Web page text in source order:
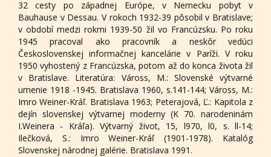
32 cesty po západnej Európe, v Nemecku pobyt v
Bauhause v Dessau. V rokoch 1932-39 pôsobil v Bratislave;
v období medzi rokmi 1939-50 žil vo Francúzsku. Po roku
1945 pracoval ako pracovník a neskôr vedúci
Československej informačnej kancelárie v Paríži. V roku
1950 vyhostený z Francúzska, potom až do konca života žil
v Bratislave. Literatúra: Váross, M.: Slovenské výtvarné
umenie 1918 -1945. Bratislava 1960, s.141-144; Váross, M.:
Imro Weiner-Kráľ. Bratislava 1963; Peterajová, Ľ.: Kapitola z
dejín slovenskej výtvarnej moderny (K 70. narodeninám
I.Weinera - Kráľa). Výtvarný život, 15, l970, l0, s. ll-14;
Ilečková, S.: Imro Weiner-Kráľ (1901-1978). Katalóg
Slovenskej národnej galérie. Bratislava 1991.